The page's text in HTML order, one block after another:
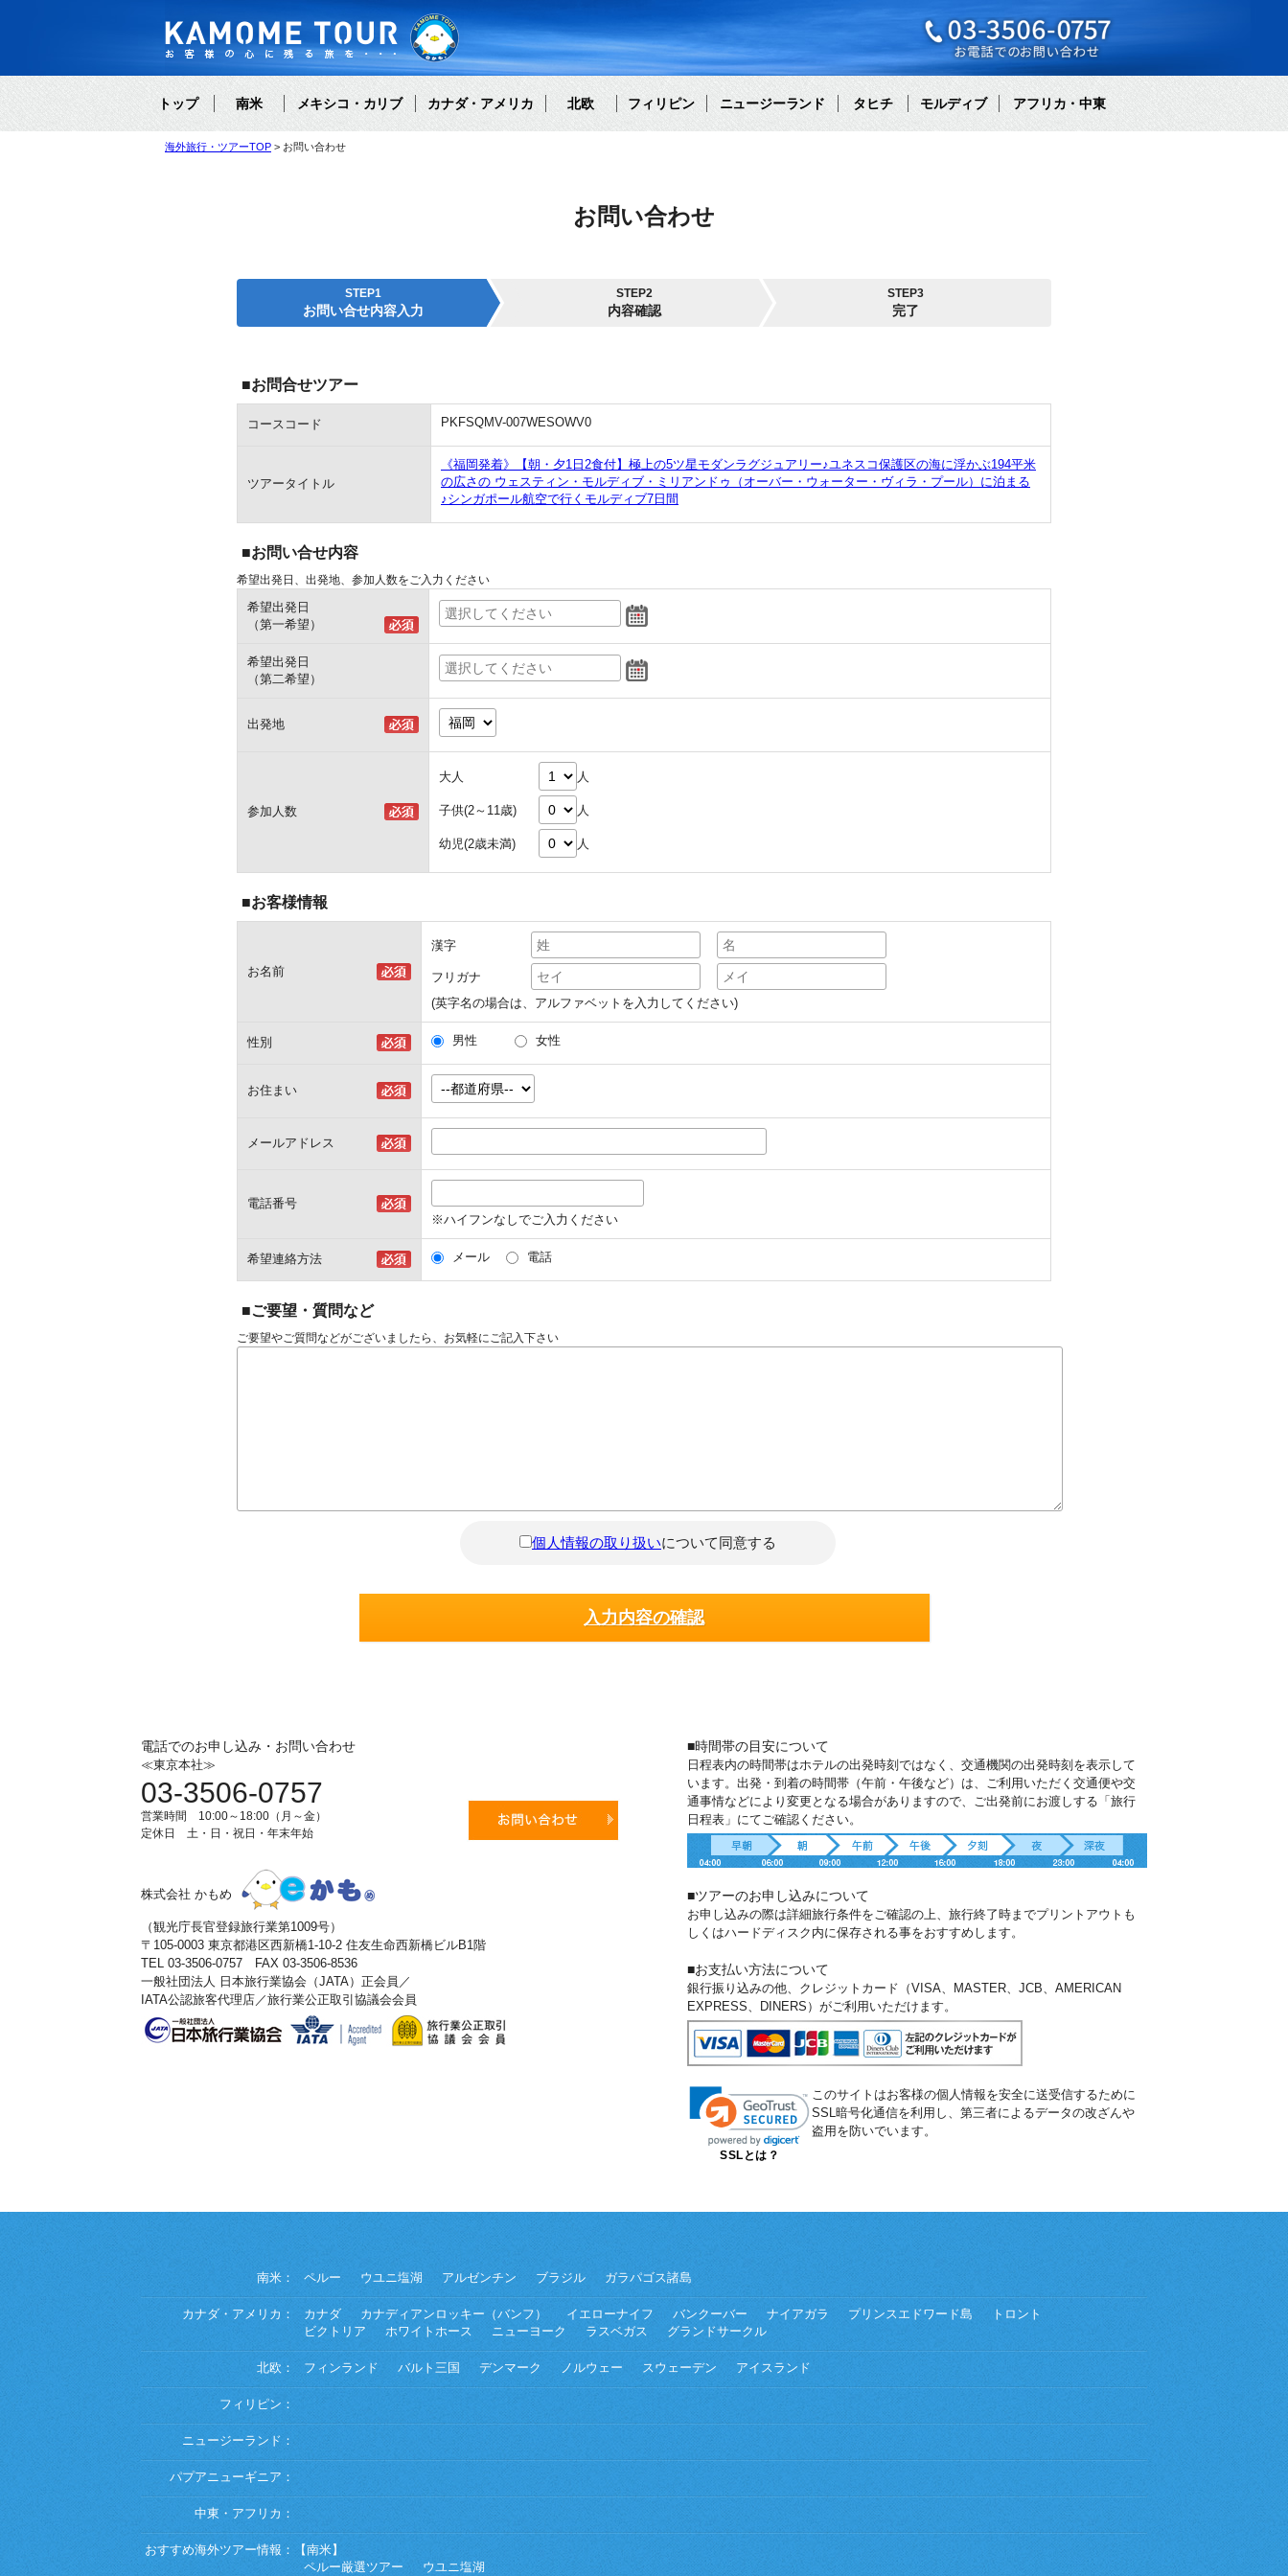
トップ 南米 メキシコ・カリブ カナダ・アメリカ 北欧 フィリピン ニュージーランド タヒチ モルディブ アフリカ・中東
海外旅行・ツアーTOP お問い合わせ
お問い合わせ
STEP1
お問い合せ内容入力
STEP2
内容確認
STEP3
完了
■お問合せツアー
コースコード PKFSQMV-007WESOWV0
ツアータイトル
《福岡発着》【朝・夕1日2食付】極上の5ツ星モダンラグジュアリー♪ユネスコ保護区の海に浮かぶ194平米
の広さの ウェスティン・モルディブ・ミリアンドゥ（オーバー・ウォーター・ヴィラ・プール）に泊まる
♪シンガポール航空で行くモルディブ7日間
■お問い合せ内容
希望出発日、出発地、参加人数をご入力ください
希望出発日
（第一希望）
希望出発日
（第二希望）
出発地
参加人数
大人 人
子供(2～11歳) 人
幼児(2歳未満) 人
■お客様情報
お名前
漢字
フリガナ
(英字名の場合は、アルファベットを入力してください)
性別 男性 女性
お住まい
メールアドレス
電話番号
※ハイフンなしでご入力ください
希望連絡方法 メール 電話
■ご要望・質問など
ご要望やご質問などがございましたら、お気軽にご記入下さい
個人情報の取り扱いについて同意する
電話でのお申し込み・お問い合わせ
≪東京本社≫
03-3506-0757
営業時間 10:00～18:00（月～金）
定休日 土・日・祝日・年末年始
株式会社 かもめ
（観光庁長官登録旅行業第1009号）
〒105-0003 東京都港区西新橋1-10-2 住友生命西新橋ビルB1階
TEL 03-3506-0757 FAX 03-3506-8536
一般社団法人 日本旅行業協会（JATA）正会員／
IATA公認旅客代理店／旅行業公正取引協議会会員
■時間帯の目安について
日程表内の時間帯はホテルの出発時刻ではなく、交通機関の出発時刻を表示して
います。出発・到着の時間帯（午前・午後など）は、ご利用いただく交通便や交
通事情などにより変更となる場合がありますので、ご出発前にお渡しする「旅行
日程表」にてご確認ください。
■ツアーのお申し込みについて
お申し込みの際は詳細旅行条件をご確認の上、旅行終了時までプリントアウトも
しくはハードディスク内に保存される事をおすすめします。
■お支払い方法について
銀行振り込みの他、クレジットカード（VISA、MASTER、JCB、AMERICAN
EXPRESS、DINERS）がご利用いただけます。
SSLとは？
このサイトはお客様の個人情報を安全に送受信するために
SSL暗号化通信を利用し、第三者によるデータの改ざんや
盗用を防いでいます。
南米： ペルー ウユニ塩湖 アルゼンチン ブラジル ガラパゴス諸島
カナダ・アメリカ： カナダ カナディアンロッキー（バンフ） イエローナイフ バンクーバー ナイアガラ プリンスエドワード島
トロント
ビクトリア
ホワイトホース ニューヨーク ラスベガス グランドサークル
北欧： フィンランド バルト三国 デンマーク ノルウェー スウェーデン アイスランド
フィリピン：
ニュージーランド：
パプアニューギニア：
中東・アフリカ：
おすすめ海外ツアー情報：
【南米】
ペルー厳選ツアー
ウユニ塩湖